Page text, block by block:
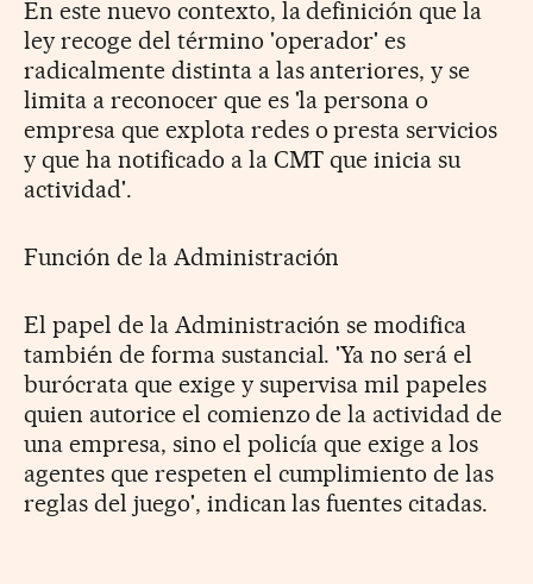
En este nuevo contexto, la definición que la
ley recoge del término 'operador' es
radicalmente distinta a las anteriores, y se
limita a reconocer que es 'la persona o
empresa que explota redes o presta servicios
y que ha notificado a la CMT que inicia su
actividad'.
Función de la Administración
El papel de la Administración se modifica
también de forma sustancial. 'Ya no será el
burócrata que exige y supervisa mil papeles
quien autorice el comienzo de la actividad de
una empresa, sino el policía que exige a los
agentes que respeten el cumplimiento de las
reglas del juego', indican las fuentes citadas.